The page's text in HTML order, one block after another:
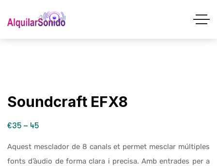
Soundcraft EFX8
€35 – 45
Aquest mesclador de 8 canals et permet mesclar múltiples
fonts d’àudio de forma clara i precisa. Amb entrades per a